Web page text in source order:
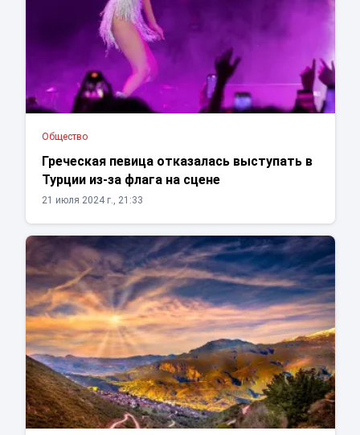
Общество
Греческая певица отказалась выступать в
Турции из-за флага на сцене
21 июля 2024 г., 21:33